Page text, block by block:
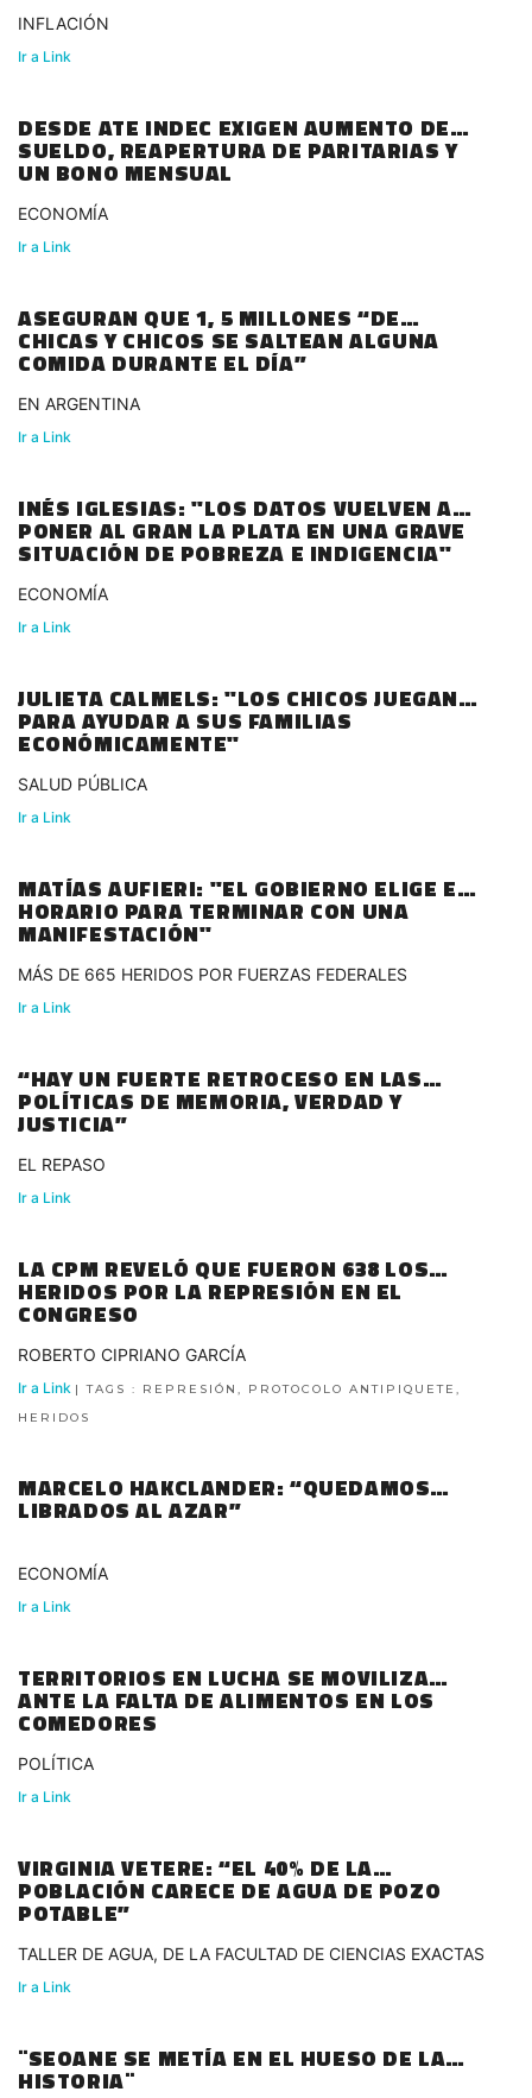
INFLACIÓN
Ir a Link
DESDE ATE INDEC EXIGEN AUMENTO DE
SUELDO, REAPERTURA DE PARITARIAS Y
UN BONO MENSUAL
ECONOMÍA
Ir a Link
ASEGURAN QUE 1, 5 MILLONES “DE
CHICAS Y CHICOS SE SALTEAN ALGUNA
COMIDA DURANTE EL DÍA”
EN ARGENTINA
Ir a Link
INÉS IGLESIAS: "LOS DATOS VUELVEN A
PONER AL GRAN LA PLATA EN UNA GRAVE
SITUACIÓN DE POBREZA E INDIGENCIA"
ECONOMÍA
Ir a Link
JULIETA CALMELS: "LOS CHICOS JUEGAN
PARA AYUDAR A SUS FAMILIAS
ECONÓMICAMENTE"
SALUD PÚBLICA
Ir a Link
MATÍAS AUFIERI: "EL GOBIERNO ELIGE EL
HORARIO PARA TERMINAR CON UNA
MANIFESTACIÓN"
MÁS DE 665 HERIDOS POR FUERZAS FEDERALES
Ir a Link
“HAY UN FUERTE RETROCESO EN LAS
POLÍTICAS DE MEMORIA, VERDAD Y
JUSTICIA”
EL REPASO
Ir a Link
LA CPM REVELÓ QUE FUERON 638 LOS
HERIDOS POR LA REPRESIÓN EN EL
CONGRESO
ROBERTO CIPRIANO GARCÍA
Ir a Link | TAGS : REPRESIÓN, PROTOCOLO ANTIPIQUETE,
HERIDOS
MARCELO HAKCLANDER: “QUEDAMOS
LIBRADOS AL AZAR”
ECONOMÍA
Ir a Link
TERRITORIOS EN LUCHA SE MOVILIZA
ANTE LA FALTA DE ALIMENTOS EN LOS
COMEDORES
POLÍTICA
Ir a Link
VIRGINIA VETERE: “EL 40% DE LA
POBLACIÓN CARECE DE AGUA DE POZO
POTABLE”
TALLER DE AGUA, DE LA FACULTAD DE CIENCIAS EXACTAS
Ir a Link
¨SEOANE SE METÍA EN EL HUESO DE LA
HISTORIA¨